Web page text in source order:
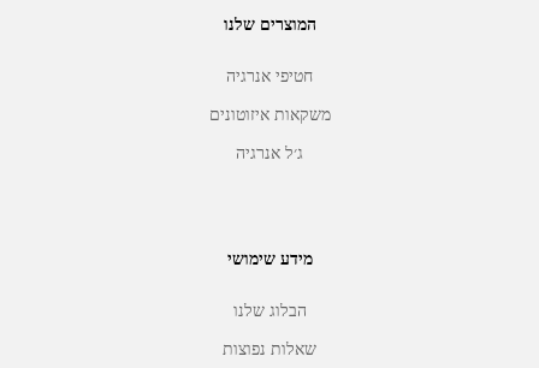
המוצרים שלנו
חטיפי אנרגיה
משקאות איזוטונים
ג׳ל אנרגיה
מידע שימושי
הבלוג שלנו
שאלות נפוצות